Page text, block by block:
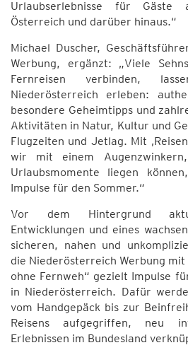
Urlaubserlebnisse für Gäste
Österreich und darüber hinaus.“
Michael Duscher,
Werbung, ergänzt: „Viele
Fernreisen verbinden,
Niederösterreich erleben:
besondere Geheimtipps und
Aktivitäten in Natur, Kultur und
Flugzeiten und Jetlag. Mit
wir mit einem
Urlaubsmomente liegen
Impulse für den Sommer.“
Vor dem Hintergrund
Entwicklungen und eines
sicheren, nahen und
die Niederösterreich Werbung mit
ohne Fernweh“ gezielt Impulse
in Niederösterreich. Dafür
vom Handgepäck bis zur
Reisens aufgegriffen, neu
Erlebnissen im Bundesland